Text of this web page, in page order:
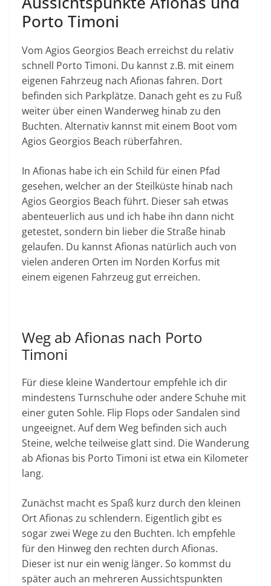
Porto Timoni
Vom Agios Georgios Beach erreichst du relativ
schnell Porto Timoni. Du kannst z.B. mit einem
eigenen Fahrzeug nach Afionas fahren. Dort
befinden sich Parkplätze. Danach geht es zu Fuß
weiter über einen Wanderweg hinab zu den
Buchten. Alternativ kannst mit einem Boot vom
Agios Georgios Beach rüberfahren.
In Afionas habe ich ein Schild für einen Pfad
gesehen, welcher an der Steilküste hinab nach
Agios Georgios Beach führt. Dieser sah etwas
abenteuerlich aus und ich habe ihn dann nicht
getestet, sondern bin lieber die Straße hinab
gelaufen. Du kannst Afionas natürlich auch von
vielen anderen Orten im Norden Korfus mit
einem eigenen Fahrzeug gut erreichen.
Weg ab Afionas nach Porto
Timoni
Für diese kleine Wandertour empfehle ich dir
mindestens Turnschuhe oder andere Schuhe mit
einer guten Sohle. Flip Flops oder Sandalen sind
ungeeignet. Auf dem Weg befinden sich auch
Steine, welche teilweise glatt sind. Die Wanderung
ab Afionas bis Porto Timoni ist etwa ein Kilometer
lang.
Zunächst macht es Spaß kurz durch den kleinen
Ort Afionas zu schlendern. Eigentlich gibt es
sogar zwei Wege zu den Buchten. Ich empfehle
für den Hinweg den rechten durch Afionas.
Dieser ist nur ein wenig länger. So kommst du
später auch an mehreren Aussichtspunkten